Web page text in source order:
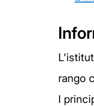
rango
I